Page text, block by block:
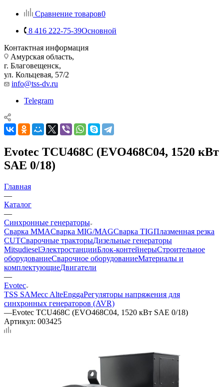
Сравнение товаров0
8 416 222-75-39Основной
Контактная информация
Амурская область,
г. Благовещенск,
ул. Кольцевая, 57/2
info@tss-dv.ru
Telegram
Evotec TCU468C (EVO468C04, 1520 кВт
SAE 0/18)
Главная
—
Каталог
—
Синхронные генераторы
Сварка MMAСварка MIG/MAGСварка TIGПлазменная резка
CUTСварочные тракторыДизельные генераторы
MitsudieselЭлектростанцииБлок-контейнерыСтроительное
оборудованиеСварочное оборудованиеМатериалы и
комплектующиеДвигатели
—
Evotec
TSS SAMecc AlteEnggaРегуляторы напряжения для
синхронных генераторов (AVR)
—Evotec TCU468C (EVO468C04, 1520 кВт SAE 0/18)
Артикул: 003425